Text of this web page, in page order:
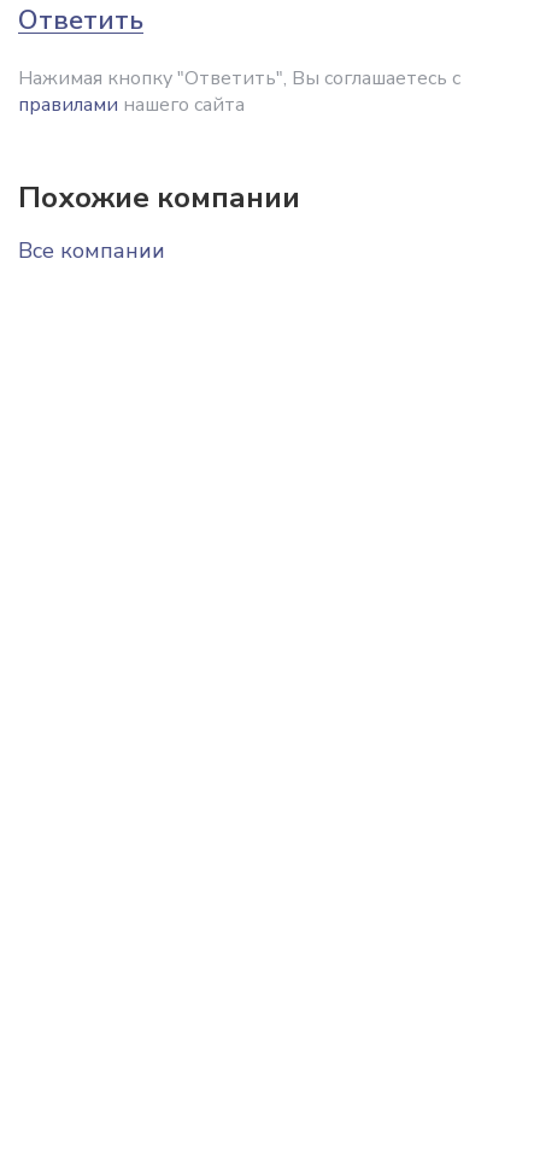
Ответить
Нажимая кнопку "Ответить", Вы соглашаетесь с
правилами нашего сайта
Похожие компании
Все компании